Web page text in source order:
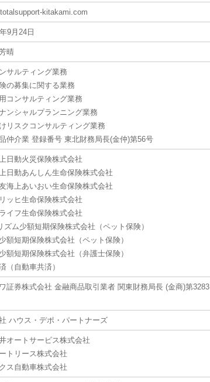
kitakami.com
9月24日
晴
サルティング業務
の募集に関する業務
コンサルティング業務
ンシャルプランニング業務
リスクコンサルティング業務
仲介業 登録番号 東北財務局長(金仲)第56号
日動火災保険株式会社
日動あんしん生命保険株式会社
海上あいおい生命保険株式会社
ッヒ生命保険株式会社
イフ生命保険株式会社
ズム少額短期保険株式会社（ペット保険）
額短期保険株式会社（ペット保険）
額短期保険株式会社（弁護士保険）
（自動車共済）
証券株式会社 金融商品取引業者 関東財務局長 (金商)第3283
ハウス・デポ・パートナーズ
オートサービス株式会社
トリース株式会社
ス自動車株式会社